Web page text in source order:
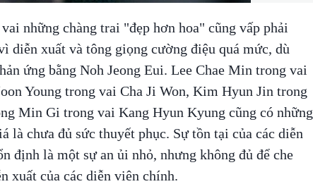
những chàng trai "đẹp hơn hoa" cũng vấp phải
diễn xuất và tông giọng cường điệu quá mức, dù
ứng bằng Noh Jeong Eui. Lee Chae Min trong vai
Young trong vai Cha Ji Won, Kim Hyun Jin trong
Min Gi trong vai Kang Hyun Kyung cũng có những
là chưa đủ sức thuyết phục. Sự tồn tại của các diễn
định là một sự an ủi nhỏ, nhưng không đủ để che
xuất của các diễn viên chính.